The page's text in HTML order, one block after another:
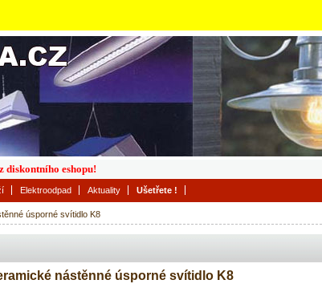
úsporné svítidlo K8
nástěnné úsporné svítidlo K8
Elektroodpad Aktuality Ušetřete !
diskontního eshopu!